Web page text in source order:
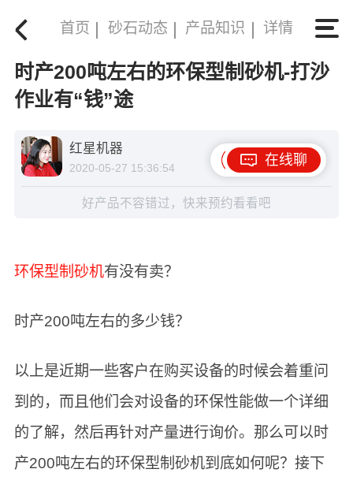
首页 砂石动态 产品知识 详情
时产200吨左右的环保型制砂机-打沙
作业有“钱”途
红星机器
2020-05-27 15:36:54
在线聊
好产品不容错过，快来预约看看吧
环保型制砂机有没有卖？
时产200吨左右的多少钱？
以上是近期一些客户在购买设备的时候会着重问
到的，而且他们会对设备的环保性能做一个详细
的了解，然后再针对产量进行询价。那么可以时
产200吨左右的环保型制砂机到底如何呢？接下